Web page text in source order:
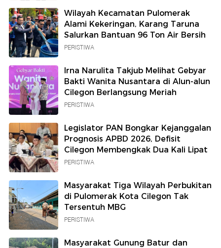
Wilayah Kecamatan Pulomerak
Alami Kekeringan, Karang Taruna
Salurkan Bantuan 96 Ton Air Bersih
PERISTIWA
Irna Narulita Takjub Melihat Gebyar
Bakti Wanita Nusantara di Alun-alun
Cilegon Berlangsung Meriah
PERISTIWA
Legislator PAN Bongkar Kejanggalan
Prognosis APBD 2026, Defisit
Cilegon Membengkak Dua Kali Lipat
PERISTIWA
Masyarakat Tiga Wilayah Perbukitan
di Pulomerak Kota Cilegon Tak
Tersentuh MBG
PERISTIWA
Masyarakat Gunung Batur dan